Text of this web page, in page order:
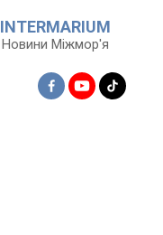
INTERMARIUM
Новини Міжмор'я